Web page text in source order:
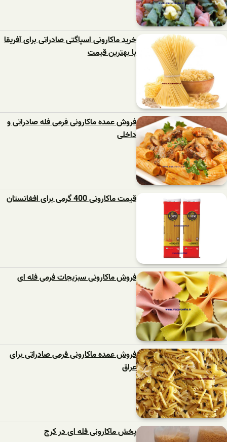
خرید ماکارونی اسپاگتی صادراتی برای آفریقا
با بهترین قیمت
فروش عمده ماکارونی فرمی فله صادراتی و
داخلی
قیمت ماکارونی 400 گرمی برای افغانستان
فروش ماکارونی سبزیجات فرمی فله ای
فروش عمده ماکارونی فرمی صادراتی برای
عراق
پخش ماکارونی فله ای در کرج